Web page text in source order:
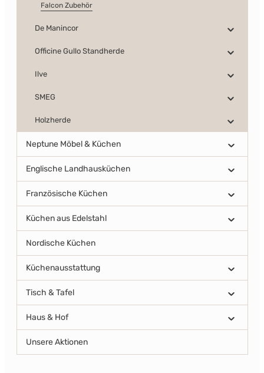
Falcon Zubehör
De Manincor
Officine Gullo Standherde
Ilve
SMEG
Holzherde
Neptune Möbel & Küchen
Englische Landhausküchen
Französische Küchen
Küchen aus Edelstahl
Nordische Küchen
Küchenausstattung
Tisch & Tafel
Haus & Hof
Unsere Aktionen